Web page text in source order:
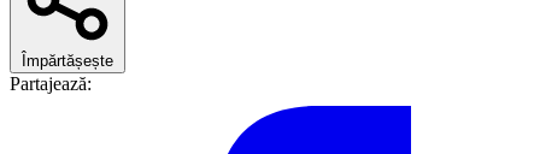
Împărtășește
Partajează: